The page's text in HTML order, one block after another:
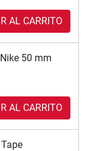
AL CARRITO
50 mm
AL CARRITO